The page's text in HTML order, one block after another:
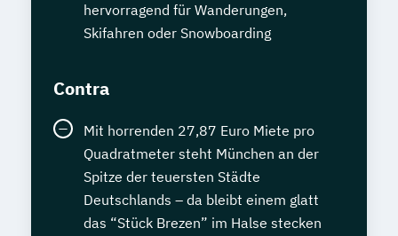
hervorragend für Wanderungen,
Skifahren oder Snowboarding
Contra
Mit horrenden 27,87 Euro Miete pro
Quadratmeter steht München an der
Spitze der teuersten Städte
Deutschlands – da bleibt einem glatt
das “Stück Brezen” im Halse stecken